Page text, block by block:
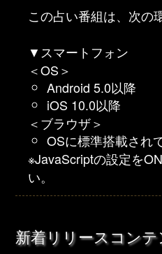
この占い番組は、次の
▼スマートフォン
＜OS＞
Android 5.0以降
iOS 10.0以降
＜ブラウザ＞
OSに標準搭載され
※JavaScriptの設定を
い。
新着リリースコン